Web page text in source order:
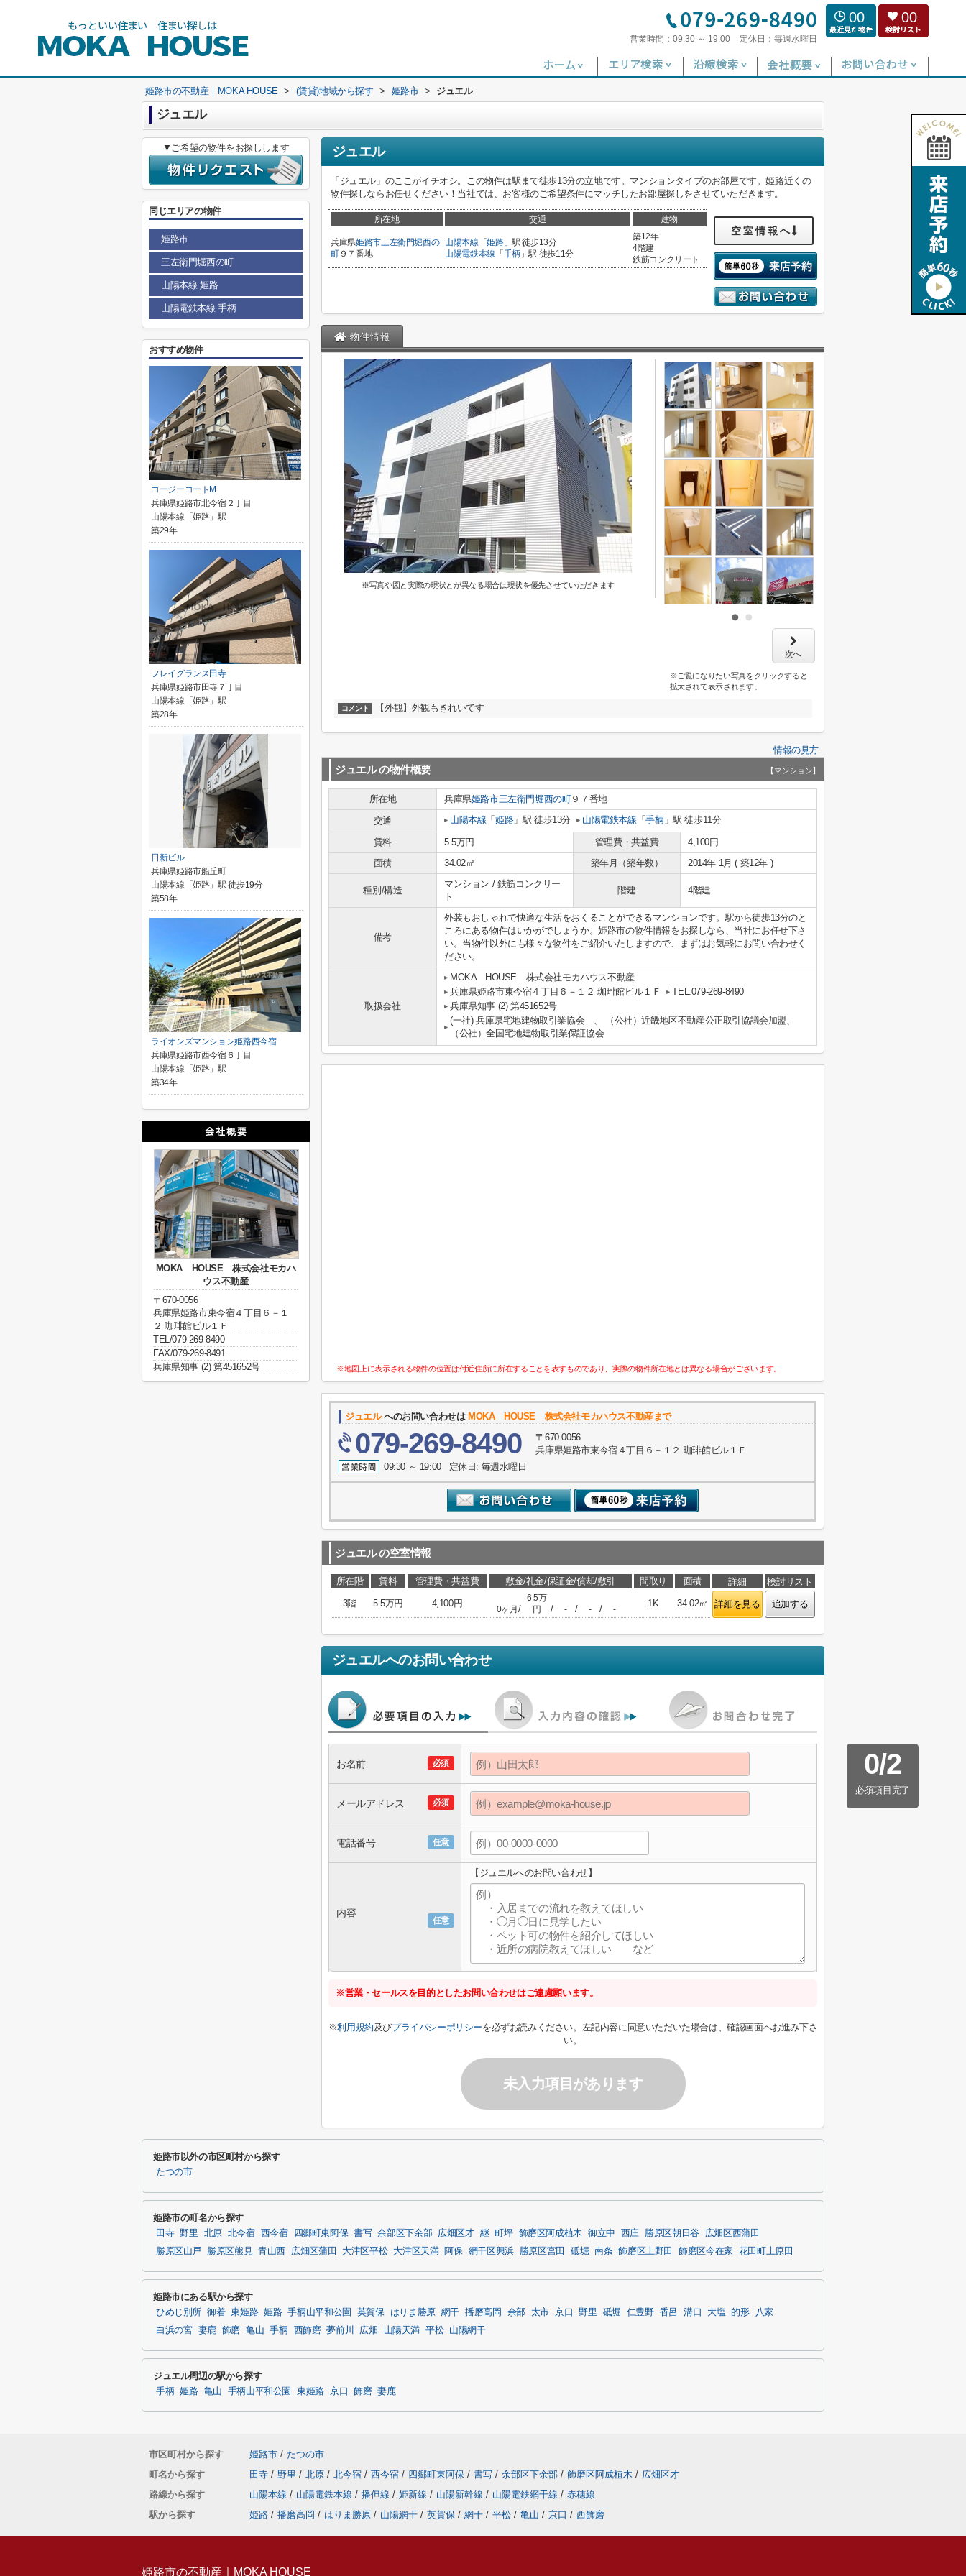
営業時間： 09:30 ～ 19:00 定休日： 毎週水曜日
00 00
姫路市の不動産｜MOKA HOUSE > (賃貸)地域から探す > 姫路市 > ジュエル
ジュエル
ジュエル
「ジュエル」のここがイチオシ。この物件は駅まで徒歩13分の立地です。マンションタイプのお部屋です。姫路近くの
物件探しならお任せください！当社では、お客様のご希望条件にマッチしたお部屋探しをさせていただきます。
所在地 交通 建物
兵庫県姫路市三左衛門堀西の
町９７番地
山陽本線 「姫路」駅 徒歩13分
山陽電鉄本線 「 手柄」駅 徒歩11分
築12年
4階建
鉄筋コンクリート
空室情報へ
物件情報
※写真や図と実際の現状とが異なる場合は現状を優先させていただきます
次へ
※ご覧になりたい写真をクリックすると
拡大されて表示されます。
コメント 【外観】外観もきれいです
情報の見方
ジュエル の物件概要 【マンション】
所在地 兵庫県姫路市三左衛門堀西の町９７番地
交通
山陽本線 「姫路」駅 徒歩13分 山陽電鉄本線 「手柄」駅 徒歩11分
賃料 5.5万円 管理費・共益費
4,100円
面積
34.02㎡ 築年月（築年数） 2014年 1月 ( 築12年 )
種別/構造
マンション / 鉄筋コンクリー
ト
階建 4階建
備考
外装もおしゃれで快適な生活をおくることができるマンションです。駅から徒歩13分のと
ころにある物件はいかがでしょうか。姫路市の物件情報をお探しなら、当社にお任せ下さ
い。当物件以外にも様々な物件をご紹介いたしますので、まずはお気軽にお問い合わせく
ださい。
取扱会社
MOKA HOUSE 株式会社モカハウス不動産
兵庫県姫路市東今宿４丁目６－１２ 珈琲館ビル１Ｆ
TEL:079-269-8490
兵庫県知事 (2) 第451652号
(一社) 兵庫県宅地建物取引業協会 、 （公社）近畿地区不動産公正取引協議会加盟、
（公社）全国宅地建物取引業保証協会
※地図上に表示される物件の位置は付近住所に所在することを表すものであり、実際の物件所在地とは異なる場合がございます。
ジュエルへのお問い合わせは MOKA HOUSE 株式会社モカハウス不動産まで
079-269-8490
〒670-0056
兵庫県姫路市東今宿４丁目６－１２ 珈琲館ビル１Ｆ
09:30 ～ 19:00 定休日: 毎週水曜日
ジュエル の空室情報
所在階 賃料 管理費・共益費 敷金/礼金/保証金/償却/敷引 間取り 面積 詳細
検討リスト
3階
5.5万円 4,100円
0ヶ月 /
6.5万
円
/ - / - / -
1K 34.02㎡ 詳細を見る 追加する
ジュエルへのお問い合わせ
0/2
必須項目完了
必須
お名前
必須
メールアドレス
任意
電話番号
任意
内容
【ジュエルへのお問い合わせ】
※営業・セールスを目的としたお問い合わせはご遠慮願います。
※利用規約及びプライバシーポリシーを必ずお読みください。左記内容に同意いただいた場合は、確認画面へお進み下さ
い。
未入力項目があります
▼ご希望の物件をお探しします
同じエリアの物件
姫路市
三左衛門堀西の町
山陽本線 姫路
山陽電鉄本線 手柄
おすすめ物件
コージーコートM
兵庫県姫路市北今宿２丁目
山陽本線「姫路」駅
築29年
フレイグランス田寺
兵庫県姫路市田寺７丁目
山陽本線「姫路」駅
築28年
日新ビル
兵庫県姫路市船丘町
山陽本線「姫路」駅 徒歩19分
築58年
ライオンズマンション姫路西今宿
兵庫県姫路市西今宿６丁目
山陽本線「姫路」駅
築34年
MOKA HOUSE 株式会社モカハ
ウス不動産
〒670-0056
兵庫県姫路市東今宿４丁目６－１
２ 珈琲館ビル１Ｆ
TEL/079-269-8490
FAX/079-269-8491
兵庫県知事 (2) 第451652号
姫路市以外の市区町村から探す
たつの市
姫路市の町名から探す
田寺 野里 北原 北今宿 西今宿 四郷町東阿保 書写 余部区下余部 広畑区才 継 町坪 飾磨区阿成植木 御立中 西庄 勝原区朝日谷
広畑区西蒲田
勝原区山戸
勝原区熊見 青山西 広畑区蒲田 大津区平松 大津区天満 阿保 網干区興浜 勝原区宮田 砥堀 南条 飾磨区上野田 飾磨区今在家 花田町上原田
姫路市にある駅から探す
ひめじ別所 御着 東姫路 姫路 手柄山平和公園 英賀保 はりま勝原 網干 播磨高岡 余部 太市 京口 野里 砥堀 仁豊野 香呂 溝口 大塩 的形
八家
白浜の宮
妻鹿 飾磨 亀山 手柄 西飾磨 夢前川 広畑 山陽天満 平松 山陽網干
ジュエル周辺の駅から探す
手柄 姫路 亀山 手柄山平和公園 東姫路 京口 飾磨 妻鹿
市区町村から探す 姫路市 / たつの市
町名から探す
田寺 / 野里 / 北原 / 北今宿 / 西今宿 / 四郷町東阿保 / 書写 / 余部区下余部 / 飾磨区阿成植木 / 広畑区才
路線から探す
山陽本線 / 山陽電鉄本線 / 播但線 / 姫新線 / 山陽新幹線 / 山陽電鉄網干線 / 赤穂線
駅から探す
姫路 / 播磨高岡 / はりま勝原 / 山陽網干 / 英賀保 / 網干 / 平松 / 亀山 / 京口 / 西飾磨
姫路市の不動産｜MOKA HOUSE